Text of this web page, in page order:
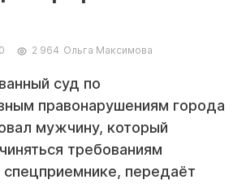
0 2 964 Ольга Максимова
суд по
правонарушениям города
мужчину, который
требованиям
спецприемнике, передаёт